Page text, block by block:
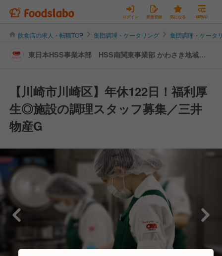
ログイン 新規登録 気になる MENU
飲食店の求人・転職TOP 集団調理・ケータリング 集団調理・ケータ
東日本HSS事業本部 HSS南関東事業部 かわさき地域生
【川崎市川崎区】年休122日！福利厚
生◎施設の調理スタッフ募集／三井
物産G